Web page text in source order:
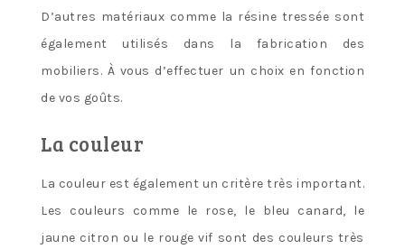
D’autres matériaux comme la résine tressée sont
également utilisés dans la fabrication des
mobiliers. À vous d’effectuer un choix en fonction
de vos goûts.
La couleur
La couleur est également un critère très important.
Les couleurs comme le rose, le bleu canard, le
jaune citron ou le rouge vif sont des couleurs très